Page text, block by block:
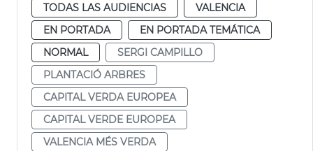
TODAS LAS AUDIENCIAS
VALENCIA
EN PORTADA
EN PORTADA TEMÁTICA
NORMAL
SERGI CAMPILLO
PLANTACIÓ ARBRES
CAPITAL VERDA EUROPEA
CAPITAL VERDE EUROPEA
VALENCIA MÉS VERDA